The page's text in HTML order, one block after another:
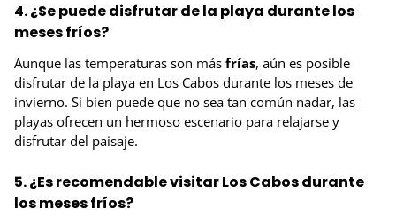
4. ¿Se puede disfrutar de la playa durante los
meses fríos?
Aunque las temperaturas son más frías, aún es posible
disfrutar de la playa en Los Cabos durante los meses de
invierno. Si bien puede que no sea tan común nadar, las
playas ofrecen un hermoso escenario para relajarse y
disfrutar del paisaje.
5. ¿Es recomendable visitar Los Cabos durante
los meses fríos?